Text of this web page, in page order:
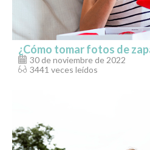
¿Cómo tomar fotos de
30 de noviembre de 2022
3441 veces leídos